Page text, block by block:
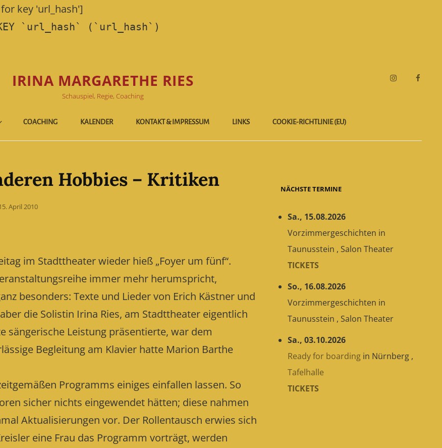
key 'url_hash']
KEY `url_hash` (`url_hash`)
IRINA MARGARETHE RIES
Schauspiel, Regie, Coaching
Instagram
COACHING KALENDER KONTAKT & IMPRESSUM LINKS COOKIE-RICHTLINIE (EU)
Hobbies – Kritiken
April 2010
im Stadttheater wieder hieß „Foyer um fünf“.
immer mehr herumspricht,
besonders: Texte und Lieder von Erich Kästner und
die Solistin Irina Ries, am Stadttheater eigentlich
sängerische Leistung präsentierte, war dem
Begleitung am Klavier hatte Marion Barthe
Programms einiges einfallen lassen. So
sicher nichts eingewendet hätten; diese nahmen
Aktualisierungen vor. Der Rollentausch erwies sich
eine Frau das Programm vorträgt, werden
NÄCHSTE TERMINE
Sa., 15.08.2026
Vorzimmergeschichten in
Taunusstein , Salon Theater
TICKETS
So., 16.08.2026
Vorzimmergeschichten in
Taunusstein , Salon Theater
Sa., 03.10.2026
Ready for boarding in Nürnberg ,
Tafelhalle
TICKETS